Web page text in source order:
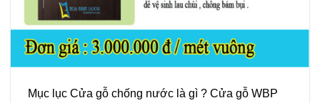
Mục lục Cửa gỗ chống nước là gì ? Cửa gỗ WBP